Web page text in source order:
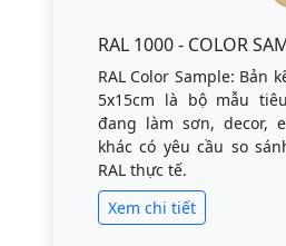
RAL 1000 - COLOR
RAL Color Sample: Bản
5x15cm là bộ mẫu
đang làm sơn, decor,
khác có yêu cầu so
RAL thực tế.
Xem chi tiết